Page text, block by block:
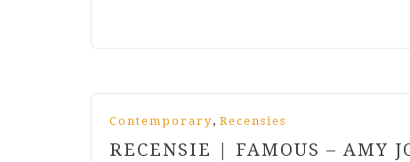
Contemporary, Recensies
RECENSIE | FAMOUS – AMY